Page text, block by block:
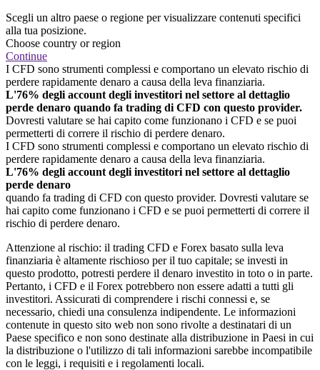
Scegli un altro paese o regione per visualizzare contenuti specifici
alla tua posizione.
Choose country or region
Continue
I CFD sono strumenti complessi e comportano un elevato rischio di
perdere rapidamente denaro a causa della leva finanziaria.
L'76% degli account degli investitori nel settore al dettaglio
perde denaro quando fa trading di CFD con questo provider.
Dovresti valutare se hai capito come funzionano i CFD e se puoi
permetterti di correre il rischio di perdere denaro.
I CFD sono strumenti complessi e comportano un elevato rischio di
perdere rapidamente denaro a causa della leva finanziaria.
L'76% degli account degli investitori nel settore al dettaglio
perde denaro
quando fa trading di CFD con questo provider. Dovresti valutare se
hai capito come funzionano i CFD e se puoi permetterti di correre il
rischio di perdere denaro.
Attenzione al rischio: il trading CFD e Forex basato sulla leva
finanziaria è altamente rischioso per il tuo capitale; se investi in
questo prodotto, potresti perdere il denaro investito in toto o in parte.
Pertanto, i CFD e il Forex potrebbero non essere adatti a tutti gli
investitori. Assicurati di comprendere i rischi connessi e, se
necessario, chiedi una consulenza indipendente. Le informazioni
contenute in questo sito web non sono rivolte a destinatari di un
Paese specifico e non sono destinate alla distribuzione in Paesi in cui
la distribuzione o l'utilizzo di tali informazioni sarebbe incompatibile
con le leggi, i requisiti e i regolamenti locali.